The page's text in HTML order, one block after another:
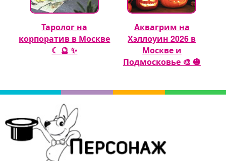
Таролог на
корпоратив в Москве
☾ 🔮 ✨
Аквагрим на
Хэллоуин 2026 в
Москве и
Подмосковье 🎨 🎃